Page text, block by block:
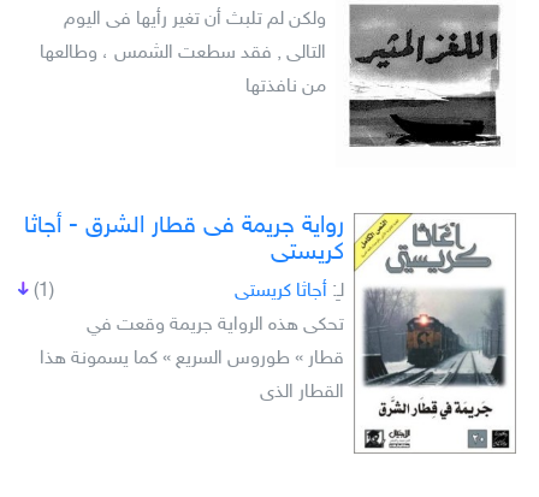
ولكن لم تلبث أن تغير رأيها فى اليوم
التالى , فقد سطعت الشمس ، وطالعها
من نافذتها
رواية جريمة فى قطار الشرق - أجاثا
كريستى
(1) لـِ: أجاثا كريستى
تحكى هذه الرواية جريمة وقعت في
قطار » طوروس السريع » كما يسمونة هذا
القطار الذى